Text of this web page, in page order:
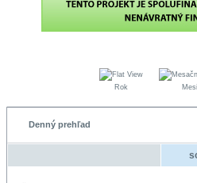
Rok
Denný prehľad